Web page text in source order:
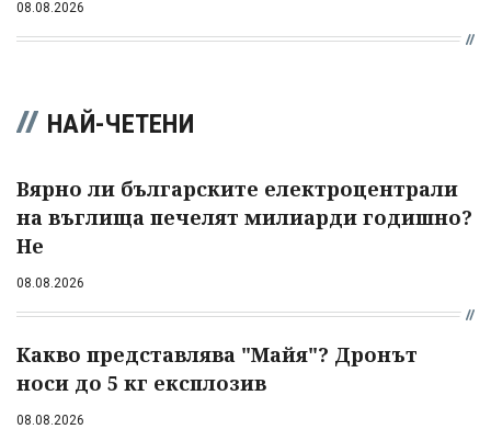
08.08.2026
НАЙ-ЧЕТЕНИ
Вярно ли българските електроцентрали
на въглища печелят милиарди годишно?
Не
08.08.2026
Какво представлява "Майя"? Дронът
носи до 5 кг експлозив
08.08.2026